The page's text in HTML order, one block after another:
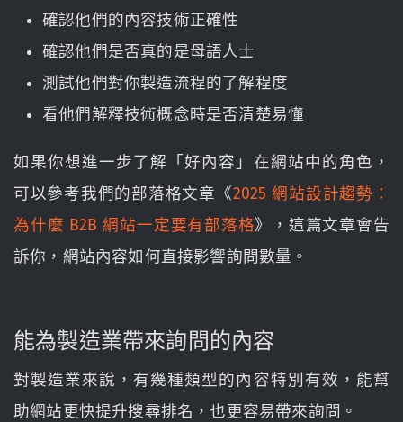
確認他們的內容技術正確性
確認他們是否真的是母語人士
測試他們對你製造流程的了解程度
看他們解釋技術概念時是否清楚易懂
如果你想進一步了解「好內容」在網站中的角色，
可以參考我們的部落格文章《2025 網站設計趨勢：
為什麼 B2B 網站一定要有部落格》，這篇文章會告
訴你，網站內容如何直接影響詢問數量。
能為製造業帶來詢問的內容
對製造業來說，有幾種類型的內容特別有效，能幫
助網站更快提升搜尋排名，也更容易帶來詢問。